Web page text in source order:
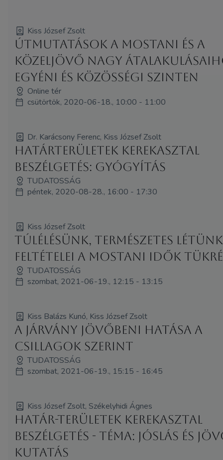
Kiss József Zsolt
Útmutatások a mostani és a
közeljövő nagy
egyéni és közösségi szinten
Online tér
csütörtök, 2020-06-18., 10:00 - 11:00
Dr. Karácsony Ferenc, Kiss József Zsolt
Határterületek kerekasztal
beszélgetés: Gyógyítás
TUDATOSSÁG
péntek, 2020-08-28., 16:00 - 17:30
Kiss József Zsolt
Túlélésünk, természetes létünk
feltételei a mostani idők
TUDATOSSÁG
szombat, 2021-06-19., 12:15 - 13:15
Kiss Balázs Kunó, Kiss József Zsolt
A járvány jövőbeni hatása a
csillagok szerint
TUDATOSSÁG
szombat, 2021-06-19., 15:15 - 16:45
Kiss József Zsolt, Székelyhidi Ágnes
Határ-területek kerekasztal
beszélgetés - Téma: Jóslás és
kutatás